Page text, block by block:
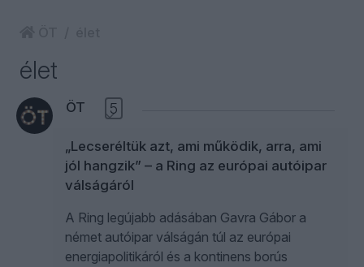
élet
ÖT 5
„Lecseréltük azt, ami működik, arra, ami
jól hangzik” – a Ring az európai autóipar
válságáról
A Ring legújabb adásában Gavra Gábor a
német autóipar válságán túl az európai
energiapolitikáról és a kontinens borús